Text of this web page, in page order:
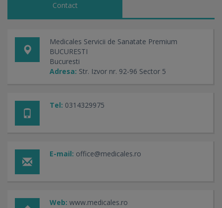
Contact
Medicales Servicii de Sanatate Premium
BUCURESTI
Bucuresti
Adresa: Str. Izvor nr. 92-96 Sector 5
Tel: 0314329975
E-mail: office@medicales.ro
Web: www.medicales.ro